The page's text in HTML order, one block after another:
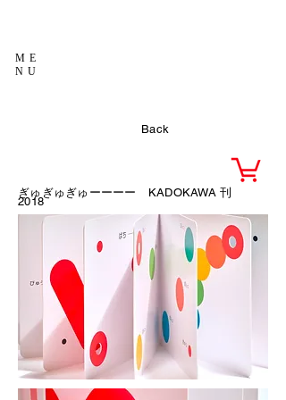
ME
NU
Back
ぎゅぎゅぎゅーーーー KADOKAWA 刊
2018